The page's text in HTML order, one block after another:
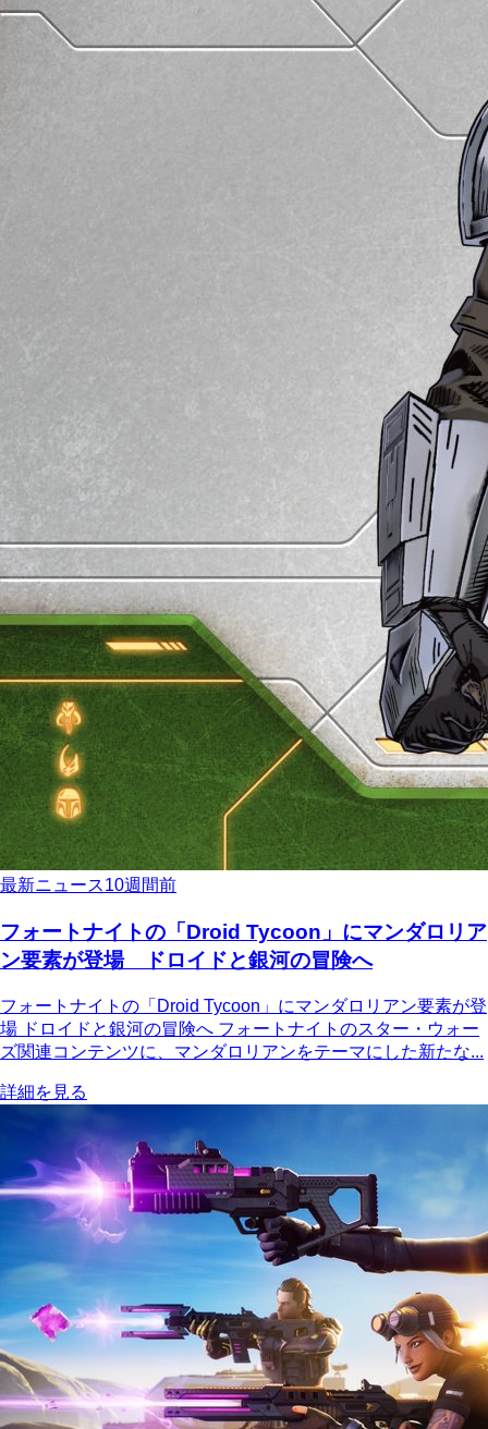
最新ニュース10週間前
フォートナイトの「Droid Tycoon」にマンダロリア
ン要素が登場 ドロイドと銀河の冒険へ
フォートナイトの「Droid Tycoon」にマンダロリアン要素が登
場 ドロイドと銀河の冒険へ フォートナイトのスター・ウォー
ズ関連コンテンツに、マンダロリアンをテーマにした新たな...
詳細を見る